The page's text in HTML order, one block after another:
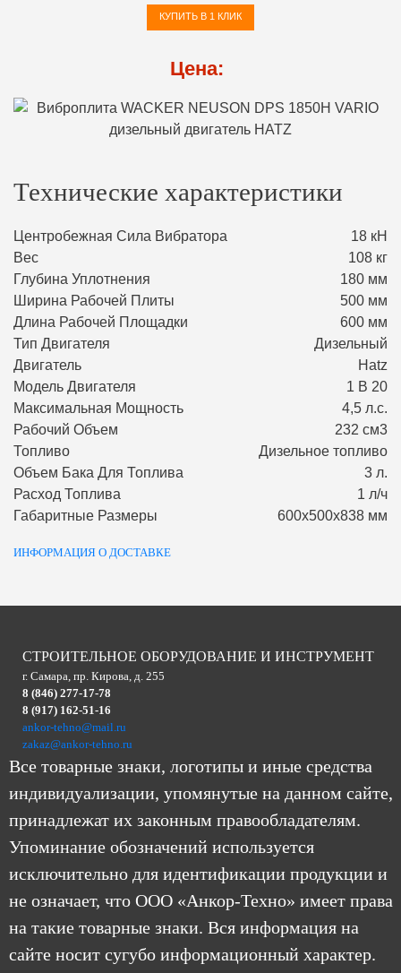
КУПИТЬ В 1 КЛИК
Цена:
Технические характеристики
Центробежная Сила Вибратора
18 кН
Вес
108 кг
Глубина Уплотнения
180 мм
Ширина Рабочей Плиты
500 мм
Длина Рабочей Площадки
600 мм
Тип Двигателя
Дизельный
Двигатель
Hatz
Модель Двигателя
1 В 20
Максимальная Мощность
4,5 л.с.
Рабочий Объем
232 см3
Топливо
Дизельное топливо
Объем Бака Для Топлива
3 л.
Расход Топлива
1 л/ч
Габаритные Размеры
600х500х838 мм
ИНФОРМАЦИЯ О ДОСТАВКЕ
СТРОИТЕЛЬНОЕ ОБОРУДОВАНИЕ И ИНСТРУМЕНТ
г. Самара, пр. Кирова, д. 255
8 (846) 277-17-78
8 (917) 162-51-16
ankor-tehno@mail.ru
zakaz@ankor-tehno.ru
Все товарные знаки, логотипы и иные средства
индивидуализации, упомянутые на данном сайте,
принадлежат их законным правообладателям.
Упоминание обозначений используется
исключительно для идентификации продукции и
не означает, что ООО «Анкор-Техно» имеет права
на такие товарные знаки. Вся информация на
сайте носит сугубо информационный характер.